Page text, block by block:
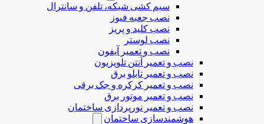
سیم کشی شبکه، تلفن و سانترال
نصب جعبه فیوز
نصب کلید و پریز
نصب لوستر
نصب و تعمیر آیفون
نصب و تعمیر آنتن تلویزیون
نصب و تعمیر تابلو برق
نصب و تعمیر کرکره و جک برقی
نصب و تعمیر موتور برق
نصب و تعمیر نورپردازی ساختمان
هوشمندسازی ساختمان